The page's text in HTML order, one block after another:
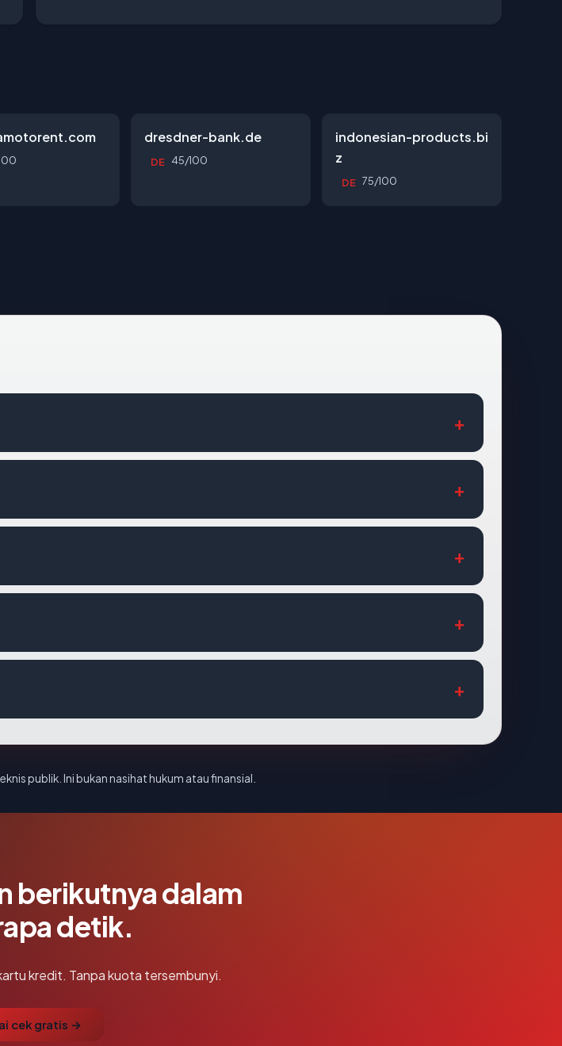
dresdner-bank.de
DE 45/100
indonesian-products.bi
z
DE 75/100
publik. Ini bukan nasihat hukum atau finansial.
berikutnya dalam
detik.
kredit. Tanpa kuota tersembunyi.
cek gratis →